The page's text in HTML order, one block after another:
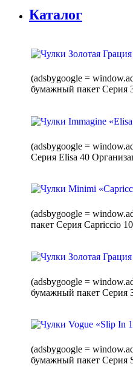
Каталог
(adsbygoogle =
бумажный пакет Серия
(adsbygoogle =
Серия Elisa 40
(adsbygoogle =
пакет Серия Capriccio
(adsbygoogle =
бумажный пакет Серия
(adsbygoogle =
бумажный пакет Серия